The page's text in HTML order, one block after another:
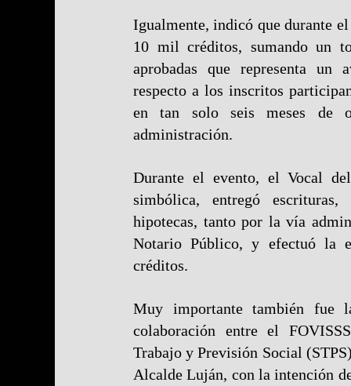
Igualmente, indicó que durante
10 mil créditos, sumando un
aprobadas que representa
respecto a los inscritos
en tan solo seis meses de
administración.
Durante el evento, el Vocal
simbólica, entregó escrituras,
hipotecas, tanto por la vía
Notario Público, y efectuó la
créditos.
Muy importante también fue
colaboración entre el
Trabajo y Previsión Social
Alcalde Luján, con la intención